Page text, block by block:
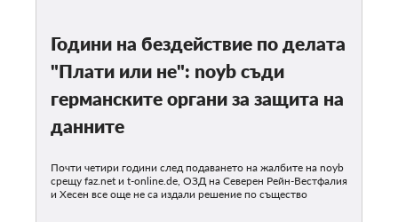
Години на бездействие по делата
"Плати или не": noyb съди
германските органи за защита на
данните
Почти четири години след подаването на жалбите на noyb
срещу faz.net и t-online.de, ОЗД на Северен Рейн-Вестфалия
и Хесен все още не са издали решение по същество